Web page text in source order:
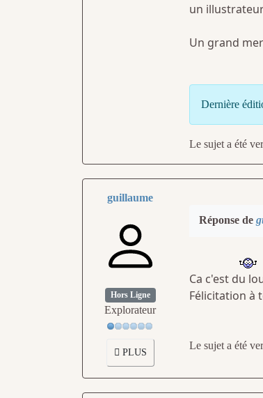
un
Un grand
Dernière
Le sujet a été
guillaume
Hors Ligne
Explorateur
PLUS
Réponse de
Ca c'est du
Félicitation à
Le sujet a été